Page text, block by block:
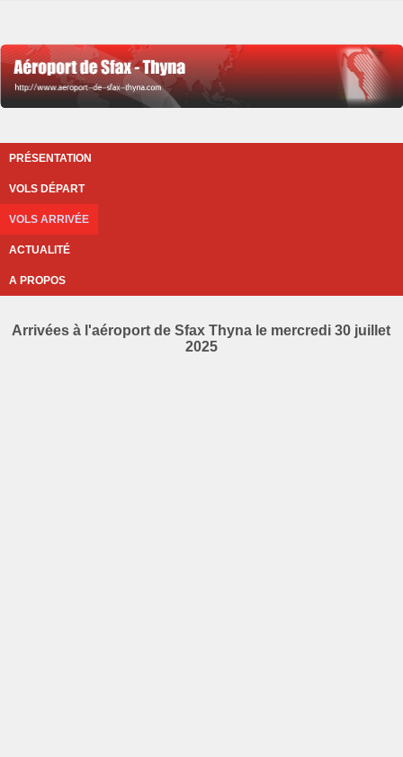
PRÉSENTATION
VOLS DÉPART
VOLS ARRIVÉE
ACTUALITÉ
A PROPOS
Arrivées à l'aéroport de Sfax Thyna le mercredi 30 juillet
2025